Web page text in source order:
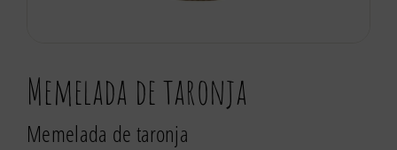
Memelada de taronja
Memelada de taronja